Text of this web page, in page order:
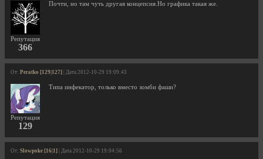
Репутация
366
Почти, но там чуть другая концепсия.Но графика такая же.
От: Peratko [129|127] | Дата 2012-10-29 19:09:43
Репутация
129
Типа инфекатор, только вместо зомби фаши?
От: Slowpoke [16|1] | Дата 2012-10-29 19:04:56